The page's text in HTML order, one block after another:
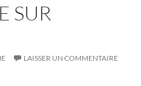
SUR
LAISSER UN COMMENTAIRE